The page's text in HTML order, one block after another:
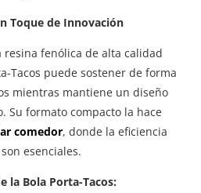
Toque de Innovación
resina fenólica de alta calidad
Tacos puede sostener de forma
mientras mantiene un diseño
Su formato compacto la hace
comedor, donde la eficiencia
esenciales.
la Bola Porta-Tacos: